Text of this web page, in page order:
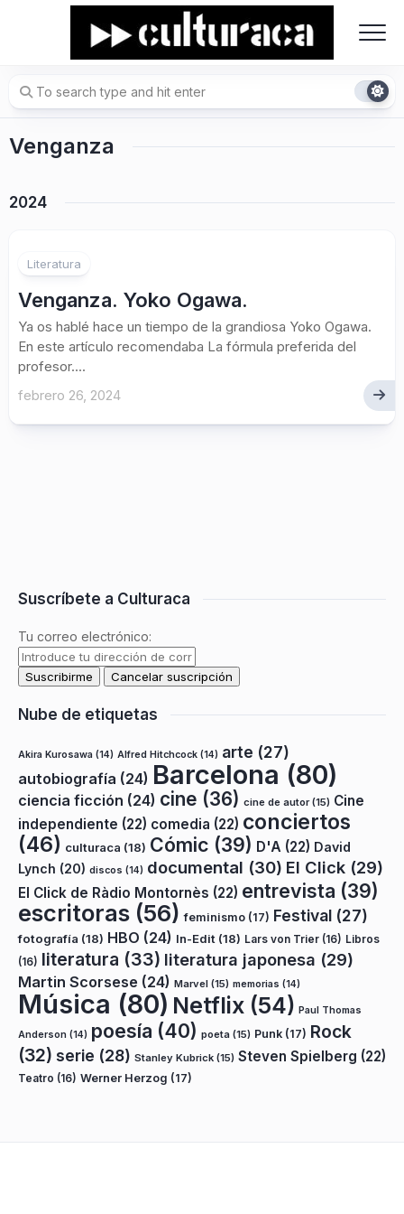
Venganza
2024
Literatura
Venganza. Yoko Ogawa.
Ya os hablé hace un tiempo de la grandiosa Yoko Ogawa.
En este artículo recomendaba La fórmula preferida del
profesor....
febrero 26, 2024
Suscríbete a Culturaca
Tu correo electrónico:
Nube de etiquetas
Akira Kurosawa (14) Alfred Hitchcock (14) arte (27)
autobiografía (24) Barcelona (80)
ciencia ficción (24) cine (36) cine de autor(15) Cine
independiente (22) comedia (22) conciertos
(46) culturaca (18) Cómic (39) D'A (22) David
Lynch (20) discos (14) documental (30) El Click (29)
El Click de Ràdio Montornès (22) entrevista (39)
escritoras (56) feminismo (17) Festival (27)
fotografía (18) HBO (24) In-Edit (18) Lars von Trier (16) Libros
(16) literatura (33) literatura japonesa (29)
Martin Scorsese (24) Marvel (15) memorias (14)
Música (80) Netflix (54) Paul Thomas
Anderson (14) poesía (40) poeta (15) Punk (17) Rock
(32) serie (28) Stanley Kubrick (15) Steven Spielberg (22)
Teatro (16) Werner Herzog (17)